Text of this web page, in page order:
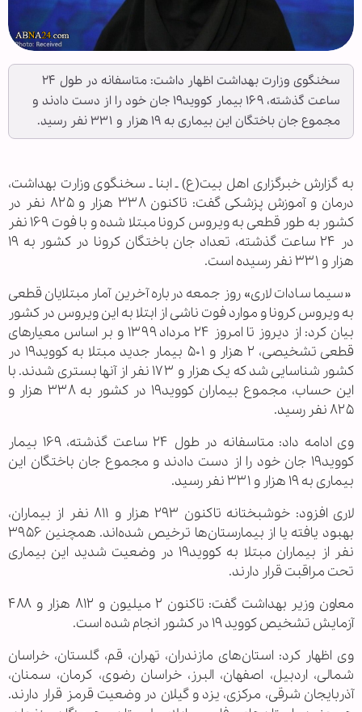
سخنگوی وزارت بهداشت اظهار داشت: متاسفانه در طول ۲۴
ساعت گذشته، ۱۶۹ بیمار کووید۱۹ جان خود را از دست دادند و
مجموع جان باختگان این بیماری به ۱۹ هزار و ۳۳۱ نفر رسید.
به گزارش خبرگزاری اهل بیت(ع) ـ ابنا ـ سخنگوی وزارت بهداشت،
درمان و آموزش پزشکی گفت: تاکنون ۳۳۸ هزار و ۸۲۵ نفر در
کشور به طور قطعی به ویروس کرونا مبتلا شده و با فوت ۱۶۹ نفر
در ۲۴ ساعت گذشته، تعداد جان باختگان کرونا در کشور به ۱۹
هزار و ۳۳۱ نفر رسیده است.
«سیما سادات لاری» روز جمعه درباره آخرین آمار مبتلایان قطعی
به ویروس کرونا و موارد فوت ناشی از ابتلا به این ویروس در کشور
بیان کرد: از دیروز تا امروز ۲۴ مرداد ۱۳۹۹ و بر اساس معیارهای
قطعی تشخیصی، ۲ هزار و ۵۰۱ بیمار جدید مبتلا به کووید۱۹ در
کشور شناسایی شد که یک هزار و ۱۷۳ نفر از آنها بستری شدند. با
این حساب،‌ مجموع بیماران کووید۱۹ در کشور به ۳۳۸ هزار و
۸۲۵ نفر رسید.
وی ادامه داد: متاسفانه در طول ۲۴ ساعت گذشته، ۱۶۹ بیمار
کووید۱۹ جان خود را از دست دادند و مجموع جان باختگان این
بیماری به ۱۹ هزار و ۳۳۱ نفر رسید.
لاری افزود: خوشبختانه تاکنون ۲۹۳ هزار و ۸۱۱ نفر از بیماران،
بهبود یافته یا از بیمارستان‌ها ترخیص شده‌اند. همچنین ۳۹۵۶
نفر از بیماران مبتلا به کووید۱۹ در وضعیت شدید این بیماری
تحت مراقبت قرار دارند.
معاون وزیر بهداشت گفت: تاکنون ۲ میلیون و ۸۱۲ هزار و ۴۸۸
آزمایش تشخیص کووید ۱۹ در کشور انجام شده است.
وی اظهار کرد: استان‌های مازندران، تهران، قم، گلستان، خراسان
شمالی، اردبیل، اصفهان، البرز، خراسان رضوی، کرمان، سمنان،
آذربایجان شرقی، مرکزی، یزد و گیلان در وضعیت قرمز قرار دارند.